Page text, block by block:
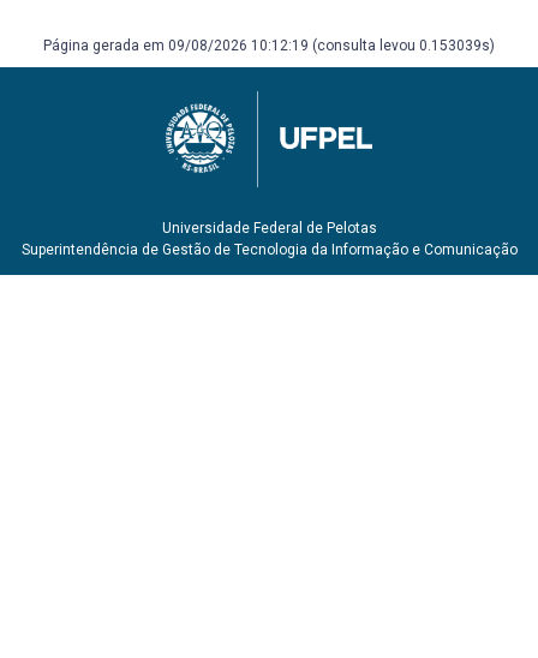
Página gerada em 09/08/2026 10:12:19 (consulta levou 0.153039s)
Universidade Federal de Pelotas
Superintendência de Gestão de Tecnologia da Informação e Comunicação